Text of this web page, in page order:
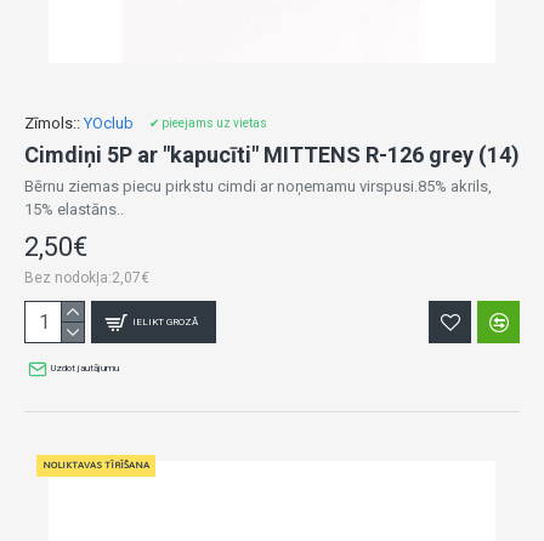
Zīmols:: YOclub ✔ pieejams uz vietas
Cimdiņi 5P ar "kapucīti" MITTENS R-126 grey (14)
Bērnu ziemas piecu pirkstu cimdi ar noņemamu virspusi.85% akrils,
15% elastāns..
2,50€
Bez nodokļa:2,07€
IELIKT GROZĀ
Uzdot jautājumu
NOLIKTAVAS TĪRĪŠANA